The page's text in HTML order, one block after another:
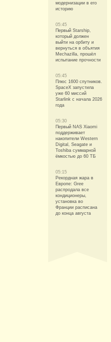
модернизации в его
историю
05:45
Первый Starship,
который должен
выйти на орбиту и
вернуться в объятия
Mechazilla, прошёл
испытание прочности
05:45
Плюс 1600 спутников.
SpaceX запустила
уже 60 миссий
Starlink с начала 2026
года
05:30
Первый NAS Xiaomi
поддерживает
накопители Western
Digital, Seagate и
Toshiba суммарной
ёмкостью до 60 ТБ
05:15
Рекордная жара в
Европе: Gree
распродала все
кондиционеры,
установка во
Франции расписана
до конца августа